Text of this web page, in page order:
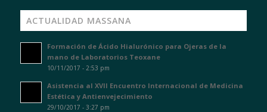
ACTUALIDAD MASSANA
Formación de Ácido Hialurónico para Ojeras de la
mano de Laboratorios Teoxane
10/11/2017 - 2:53 pm
Asistencia al XVII Encuentro Internacional de Medicina
Estética y Antienvejecimiento
29/10/2017 - 3:27 pm